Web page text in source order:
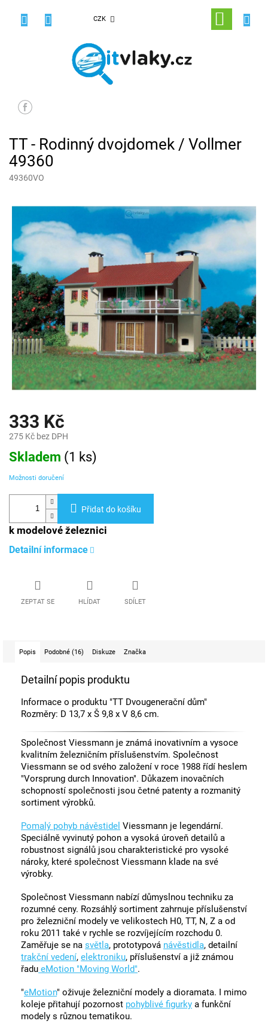
CZK
NÁKUPNÍ
KOŠÍK
TT - Rodinný dvojdomek / Vollmer
49360
49360VO
333 Kč
275 Kč bez DPH
Měrná
cena:
Skladem (1 ks)
Možnosti doručení
Přidat do košíku
k modelové železnici
Detailní informace
ZEPTAT SE HLÍDAT SDÍLET
Popis Podobné (16) Diskuze Značka
Detailní popis produktu
Informace o produktu "TT Dvougenerační dům"
Rozměry: D 13,7 x Š 9,8 x V 8,6 cm.
Společnost Viessmann je známá inovativním a vysoce
kvalitním železničním příslušenstvím. Společnost
Viessmann se od svého založení v roce 1988 řídí heslem
"Vorsprung durch Innovation". Důkazem inovačních
schopností společnosti jsou četné patenty a rozmanitý
sortiment výrobků.
Pomalý pohyb návěstidel Viessmann je legendární.
Speciálně vyvinutý pohon a vysoká úroveň detailů a
robustnost signálů jsou charakteristické pro vysoké
nároky, které společnost Viessmann klade na své
výrobky.
Společnost Viessmann nabízí důmyslnou techniku za
rozumné ceny. Rozsáhlý sortiment zahrnuje příslušenství
pro železniční modely ve velikostech H0, TT, N, Z a od
roku 2011 také v rychle se rozvíjejícím rozchodu 0.
Zaměřuje se na světla, prototypová návěstidla, detailní
trakční vedení, elektroniku, příslušenství a již známou
řadu eMotion "Moving World".
"eMotion" oživuje železniční modely a dioramata. I mimo
koleje přitahují pozornost pohyblivé figurky a funkční
modely s různou tematikou.